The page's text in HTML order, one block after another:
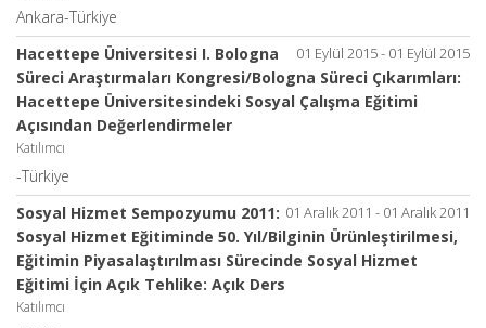
Ankara-Türkiye
01 Eylül 2015 - 01 Eylül 2015
Hacettepe Üniversitesi I. Bologna
Süreci Araştırmaları Kongresi/Bologna Süreci Çıkarımları:
Hacettepe Üniversitesindeki Sosyal Çalışma Eğitimi
Açısından Değerlendirmeler
Katılımcı
-Türkiye
01 Aralık 2011 - 01 Aralık 2011
Sosyal Hizmet Sempozyumu 2011:
Sosyal Hizmet Eğitiminde 50. Yıl/Bilginin Ürünleştirilmesi,
Eğitimin Piyasalaştırılması Sürecinde Sosyal Hizmet
Eğitimi İçin Açık Tehlike: Açık Ders
Katılımcı